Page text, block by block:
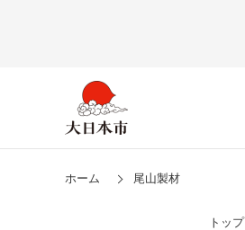
ホーム 尾山製材
トップ